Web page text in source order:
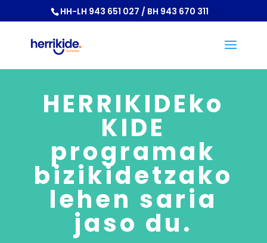
HH-LH 943 651 027 / BH 943 670 311
HERRIKIDEko
KIDE
programak
bizikidetzako
lehen saria
jaso du.